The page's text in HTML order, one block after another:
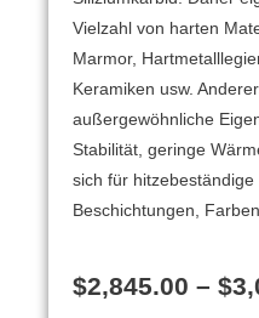
Vielzahl von harten
Marmor,
Keramiken usw.
außergewöhnliche
Stabilität, geringe
sich für
Beschichtungen,
$2,845.00 – $